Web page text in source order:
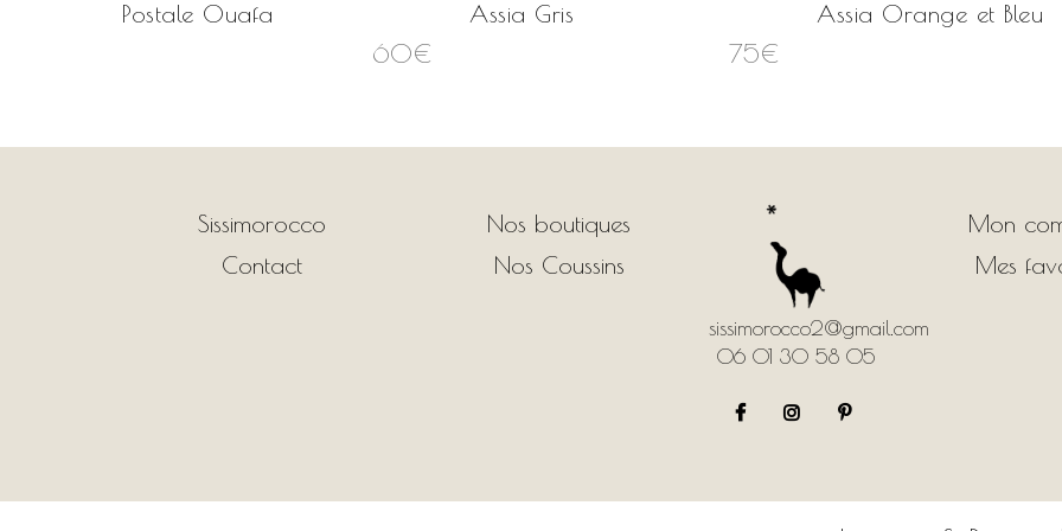
Postale Ouafa
60€
Assia Gris
75€
Assia Orange et Bleu
Sissimorocco
Contact
Nos boutiques
Nos Coussins
sissimorocco2@gmail.com
06 01 30 58 05
Mon
Mes